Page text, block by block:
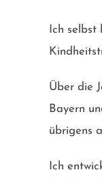
Ich
Über die
Bayern
übrigens
Ich